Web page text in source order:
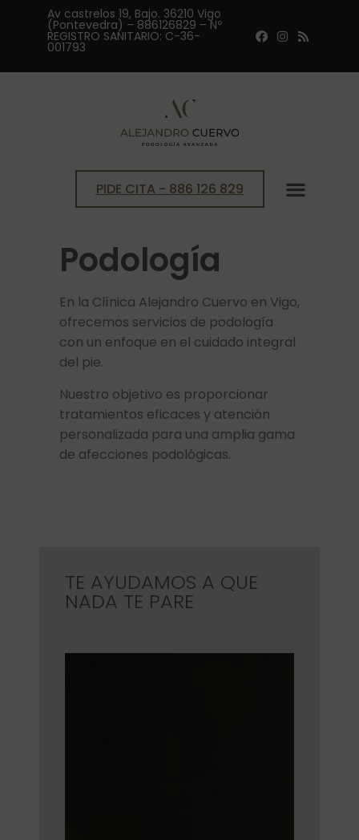
Av castrelos 19, Bajo. 36210 Vigo
(Pontevedra) – 886126829 – Nº
REGISTRO SANITARIO: C-36-
001793
PIDE CITA - 886 126 829
Podología
En la Clínica Alejandro Cuervo en Vigo,
ofrecemos servicios de podología
con un enfoque en el cuidado integral
del pie.
Nuestro objetivo es proporcionar
tratamientos eficaces y atención
personalizada para una amplia gama
de afecciones podológicas.
TE AYUDAMOS A QUE
NADA TE PARE